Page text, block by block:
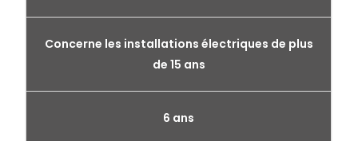
Concerne les installations électriques de plus
de 15 ans
6 ans